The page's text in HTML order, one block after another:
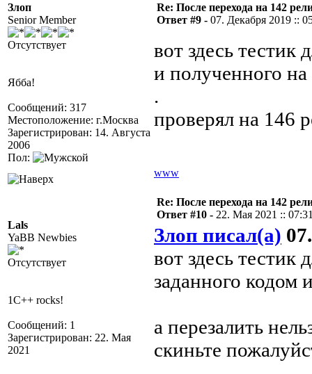
Злоп
Senior Member
Отсутствует
Ябба!
Сообщений: 317
Местоположение: г.Москва
Зарегистрирован: 14. Августа
2006
Пол:
Re: После перехода на 142
Ответ #9 - 07. Декабря 2019 ::
вот здесь тестик
и полученного
.
проверял на 146
www
Lals
YaBB Newbies
Отсутствует
1C++ rocks!
Сообщений: 1
Зарегистрирован: 22. Мая
2021
Re: После перехода на 142
Ответ #10 - 22. Мая 2021 ::
Злоп писал(а)
вот здесь тестик
заданного кодом
а перезалить
скиньте